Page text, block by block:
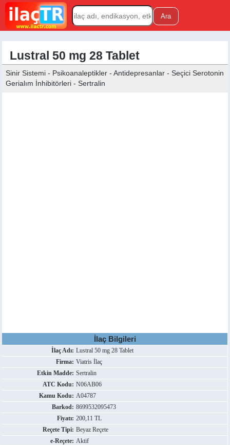
Lustral 50 mg 28 Tablet
Sinir Sistemi - Psikoanaleptikler - Antidepresanlar - Seçici Serotonin
Gerialım İnhibitörleri - Sertralin
İlaç Bilgileri
İlaç Adı: Lustral 50 mg 28 Tablet
Firma: Viatris İlaç
Etkin Madde: Sertralin
ATC Kodu: N06AB06
Kamu Kodu: A04787
Barkod: 8699532095473
Fiyatı: 200,11 TL
Reçete Tipi: Beyaz Reçete
e-Reçete: Aktif